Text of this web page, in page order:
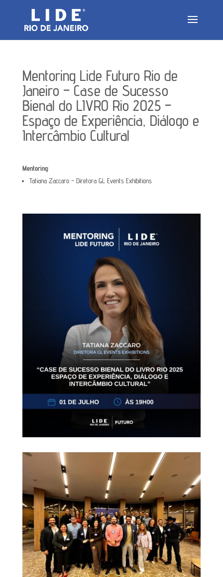
Mentoring Lide Futuro Rio de
Janeiro – Case de Sucesso
Bienal do LIVRO Rio 2025 –
Espaço de Experiência, Diálogo e
Intercâmbio Cultural
Mentoring:
Tatiana Zaccaro – Diretora GL Events Exhibitions